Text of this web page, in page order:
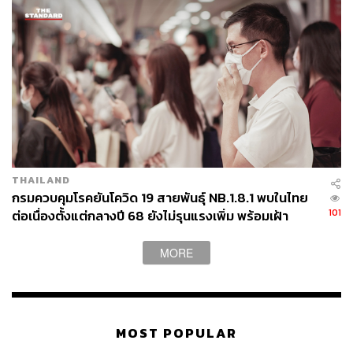
THAILAND
กรมควบคุมโรคยันโควิด 19 สายพันธุ์ NB.1.8.1 พบในไทย
ต่อเนื่องตั้งแต่กลางปี 68 ยังไม่รุนแรงเพิ่ม พร้อมเฝ้า
101
MORE
MOST POPULAR